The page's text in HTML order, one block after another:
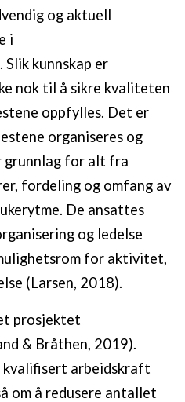
og aktuell
i
kunnskap er
nok til å sikre kvaliteten
oppfylles. Det er
organiseres og
grunnlag for alt fra
fordeling og omfang av
De ansattes
og ledelse
for aktivitet,
(Larsen, 2018).
prosjektet
& Bråthen, 2019).
arbeidskraft
om å redusere antallet